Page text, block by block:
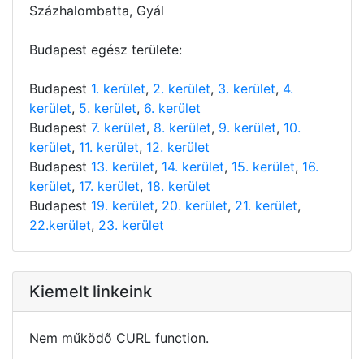
Százhalombatta, Gyál
Budapest egész területe:
Budapest 1. kerület, 2. kerület, 3. kerület, 4.
kerület, 5. kerület, 6. kerület
Budapest 7. kerület, 8. kerület, 9. kerület, 10.
kerület, 11. kerület, 12. kerület
Budapest 13. kerület, 14. kerület, 15. kerület, 16.
kerület, 17. kerület, 18. kerület
Budapest 19. kerület, 20. kerület, 21. kerület,
22.kerület, 23. kerület
Kiemelt linkeink
Nem működő CURL function.